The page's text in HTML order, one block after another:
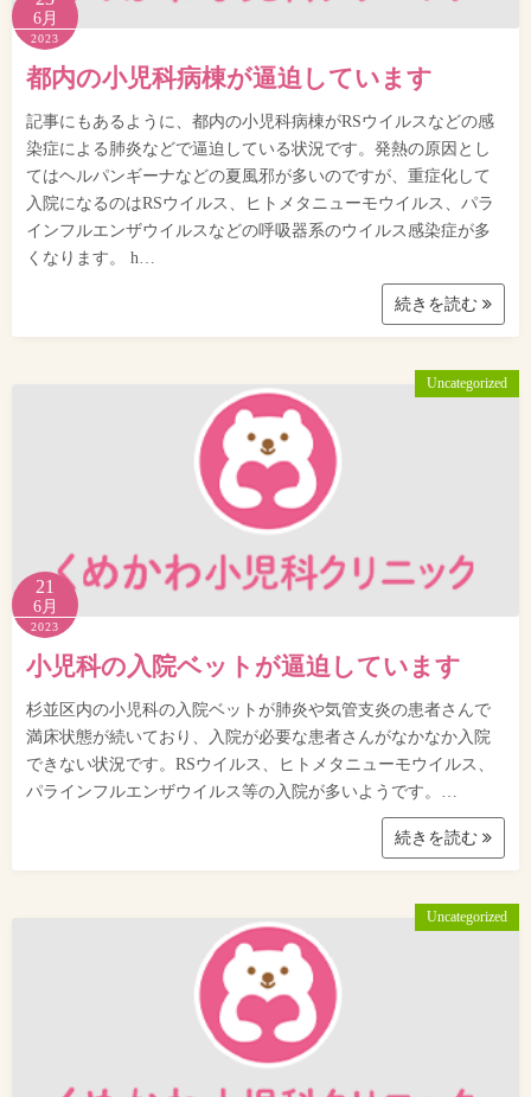
6月
2023
都内の小児科病棟が逼迫しています
記事にもあるように、都内の小児科病棟がRSウイルスなどの感
染症による肺炎などで逼迫している状況です。発熱の原因とし
てはヘルパンギーナなどの夏風邪が多いのですが、重症化して
入院になるのはRSウイルス、ヒトメタニューモウイルス、パラ
インフルエンザウイルスなどの呼吸器系のウイルス感染症が多
くなります。 h…
続きを読む
Uncategorized
21
6月
2023
小児科の入院ベットが逼迫しています
杉並区内の小児科の入院ベットが肺炎や気管支炎の患者さんで
満床状態が続いており、入院が必要な患者さんがなかなか入院
できない状況です。RSウイルス、ヒトメタニューモウイルス、
パラインフルエンザウイルス等の入院が多いようです。…
続きを読む
Uncategorized